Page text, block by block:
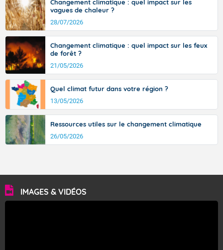
sont comprises entre 30 et 36 dans l'intérieur du pays,
avec des pointes jusqu'à 37 à 38 degrés dans l'arrière-
pays varois et en vallée de la Garonne.
Changement climatique : quel impact sur les
vagues de chaleur ?
28/07/2026
Changement climatique : quel impact sur les feux
de forêt ?
21/05/2026
Quel climat futur dans votre région ?
13/05/2026
Ressources utiles sur le changement climatique
26/05/2026
IMAGES & VIDÉOS